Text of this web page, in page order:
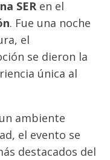
SER en el
. Fue una noche
el
se dieron la
única al
ambiente
el evento se
destacados del